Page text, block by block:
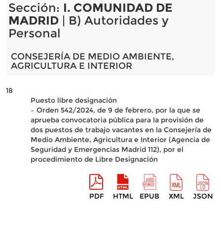
Sección: I. COMUNIDAD DE
MADRID| B) Autoridades y
Personal
CONSEJERÍA DE MEDIO AMBIENTE,
AGRICULTURA E INTERIOR
18
Puesto libre designación
– Orden 542/2024, de 9 de febrero, por la que se
aprueba convocatoria pública para la provisión de
dos puestos de trabajo vacantes en la Consejería de
Medio Ambiente, Agricultura e Interior (Agencia de
Seguridad y Emergencias Madrid 112), por el
procedimiento de Libre Designación
PDF HTML EPUB XML JSON